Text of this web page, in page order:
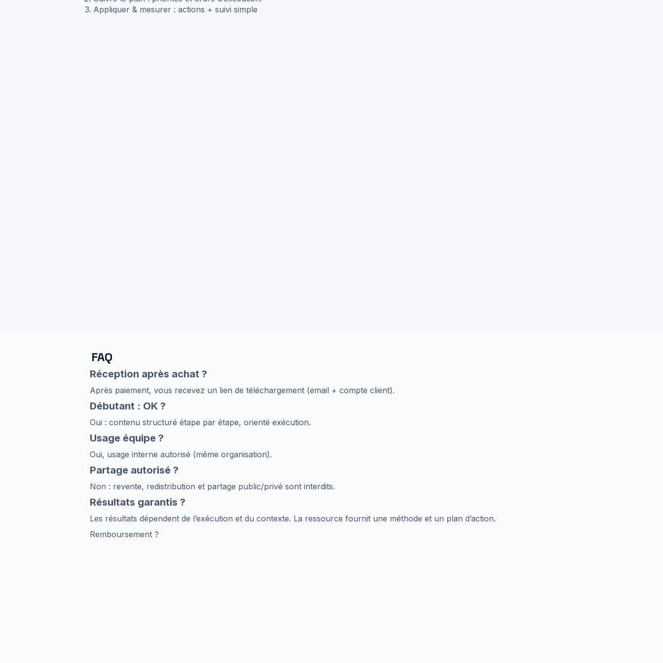
Appliquer & mesurer : actions + suivi simple
FAQ
Réception après achat ?
Après paiement, vous recevez un lien de téléchargement (email + compte client).
Débutant : OK ?
Oui : contenu structuré étape par étape, orienté exécution.
Usage équipe ?
Oui, usage interne autorisé (même organisation).
Partage autorisé ?
Non : revente, redistribution et partage public/privé sont interdits.
Résultats garantis ?
Les résultats dépendent de l’exécution et du contexte. La ressource fournit une méthode et un plan d’action.
Remboursement ?